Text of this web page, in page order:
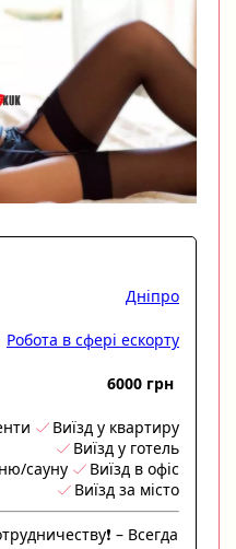
Дніпро
Робота в сфері ескорту
6000 грн
Виїзд у квартиру
Виїзд у готель
сауну
Виїзд в офіс
Виїзд за місто
– Всегда